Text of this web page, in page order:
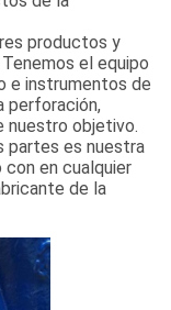
productos y
el equipo
e instrumentos de
perforación,
nuestro objetivo.
partes es nuestra
en cualquier
de la